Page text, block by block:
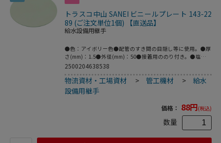
トラスコ中山 SANEI ビニールプレート 143-22
89 (ご注文単位1個) 【直送品】
給水設備用継手
●色：アイボリー色●配管のすき間の目隠し等に使用。●厚
さ(mm)：1.5●外径(mm)：50●接着用ののり付き。●塩化
ビニル樹脂
2500204638538
物流資材・工場資材 >管工機材 > 給水
設備用継手
価格： 88円(税込)
数量